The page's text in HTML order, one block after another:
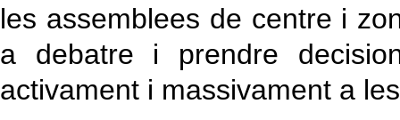
les assemblees de centre i
a debatre i prendre
activament i massivament a